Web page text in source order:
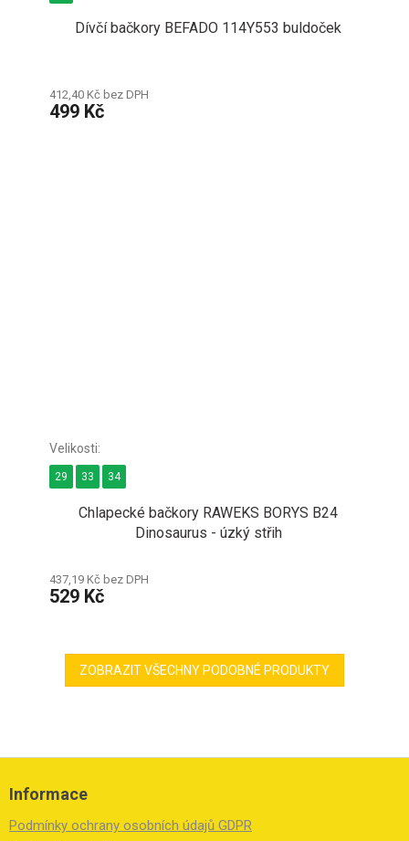
Dívčí bačkory BEFADO 114Y553 buldoček
412,40 Kč bez DPH
499 Kč
Chlapecké bačkory RAWEKS BORYS B24
Dinosaurus - úzký střih
437,19 Kč bez DPH
529 Kč
29 33 34
ZOBRAZIT VŠECHNY PODOBNÉ PRODUKTY
Z
Informace
Podmínky ochrany osobních údajů GDPR